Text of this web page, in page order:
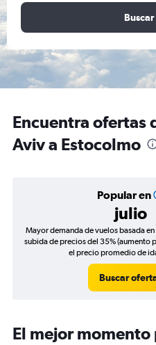
Encuentra ofertas
Aviv a Estocolmo
Popular en
julio
Mayor demanda de vuelos basada
subida de precios del 35% (aumento
el precio promedio de
Buscar
El mejor momento